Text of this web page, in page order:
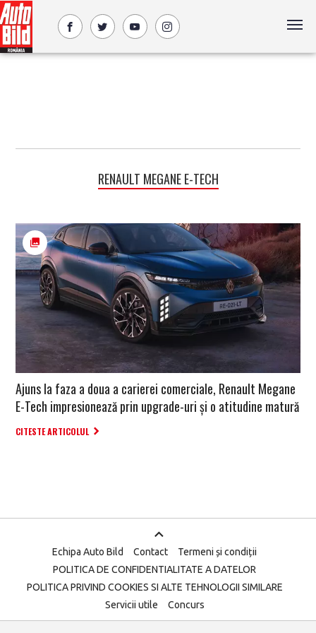
RENAULT MEGANE E-TECH
Ajuns la faza a doua a carierei comerciale, Renault Megane
E-Tech impresionează prin upgrade-uri și o atitudine matură
CITESTE ARTICOLUL
Echipa Auto Bild Contact
Termeni și condiții
POLITICA DE CONFIDENTIALITATE A DATELOR
POLITICA PRIVIND COOKIES SI ALTE TEHNOLOGII SIMILARE
Servicii utile
Concurs